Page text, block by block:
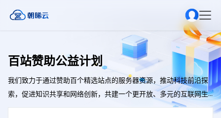
百站赞助公益计划
我们致力于通过赞助百个精选站点的服务器资源，推动科技前沿探
索，促进知识共享和网络创新，共建一个更开放、多元的互联网生
态。